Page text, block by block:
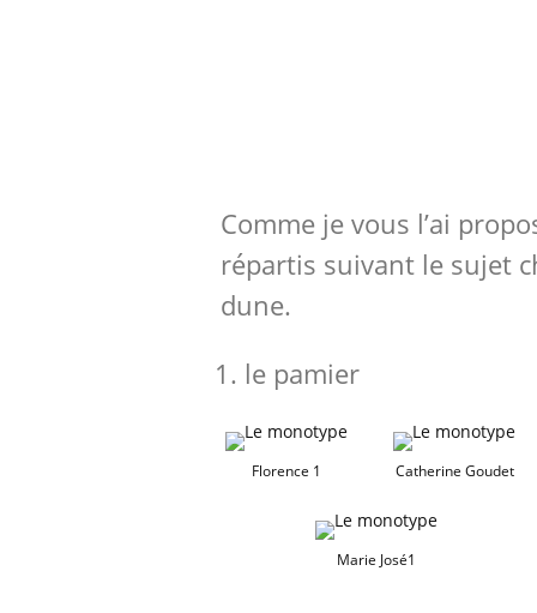
Comme je vous l’ai
répartis suivant le sujet
dune.
le pamier
Florence 1 Catherine Goudet
Marie José1